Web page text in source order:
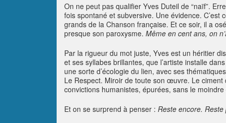
On ne peut pas qualifier Yves Duteil de “naïf”.
fois spontané et subversive. Une évidence. C’est
grands de la Chanson française. Et ce soir, il a
presque son paroxysme. Même en cent ans, on
Par la rigueur du mot juste, Yves est un héritier
et ses syllabes brillantes, que l’artiste installe
une sorte d’écologie du lien, avec ses
Le Respect. Miroir de toute son œuvre. Le ciment
convictions humanistes, épurées, sans le
Et on se surprend à penser : Reste encore.